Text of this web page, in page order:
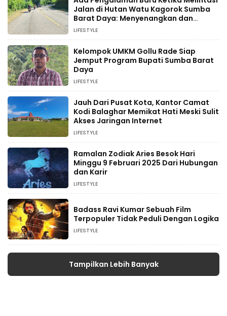
Jalan di Hutan Watu Kagorok Sumba
Barat Daya: Menyenangkan dan
Menyegarkan
LIFESTYLE
Kelompok UMKM Gollu Rade Siap
Jemput Program Bupati Sumba Barat
Daya
LIFESTYLE
Jauh Dari Pusat Kota, Kantor Camat
Kodi Balaghar Memikat Hati Meski Sulit
Akses Jaringan Internet
LIFESTYLE
Ramalan Zodiak Aries Besok Hari
Minggu 9 Februari 2025 Dari Hubungan
dan Karir
LIFESTYLE
Badass Ravi Kumar Sebuah Film
Terpopuler Tidak Peduli Dengan Logika
LIFESTYLE
Tampilkan Lebih Banyak